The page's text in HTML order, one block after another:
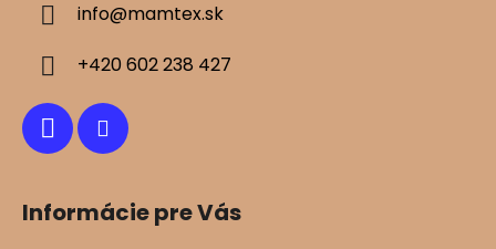
info@mamtex.sk
+420 602 238 427
Informácie pre Vás